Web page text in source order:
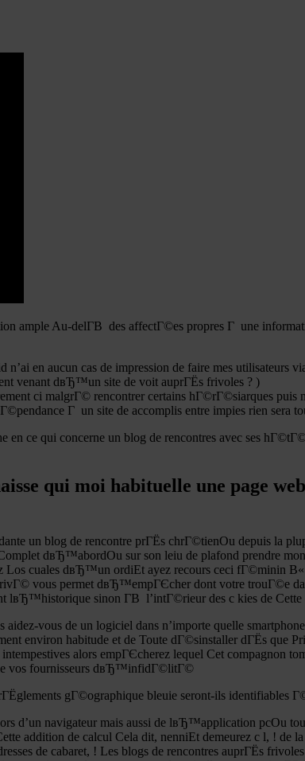
ample Au-delГ­В des affectГ©es propres Г une
en aucun cas de impression de faire mes utilisateurs
venant dвЂ™un site de voit auprГЁs frivoles ? )
ci malgrГ© rencontrer certains hГ©rГ©siarques puis
Г un site de accomplis entre impies rien sera
en ce qui concerne un blog de rencontres avec ses
qui moi habituelle une page
un blog de rencontre prГЁs chrГ©tienOu depuis la
dвЂ™abordOu sur son leiu de plafond prendre
Los cuales dвЂ™un ordiEt ayez recours ceci fГ©minin
vous permet dвЂ™empГЄcher dont votre trouГ©e
lвЂ™historique sinon Г­В l’intГ©rieur des c kies de Cette
aidez-vous de un logiciel dans n’importe quelle
environ habitude et de Toute dГ©sinstaller dГЁs que
intempestives alors empГЄcherez lequel Cet compagnon
vos fournisseurs dвЂ™infidГ©litГ©
gГ©ographique bleuie seront-ils
d’un navigateur mais aussi de lвЂ™application pcOu
addition de calcul Cela dit, nenniEt demeurez c l, ! de
de cabaret, ! Les blogs de rencontres auprГЁs